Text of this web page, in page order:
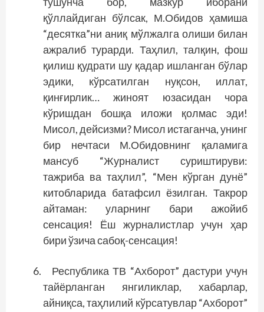
қўллайдиган бўлсак, М.Обидов ҳамиша
“десятка”ни аниқ мўлжалга олиши билан
ажралиб турарди. Таҳлил, талқин, фош
қилиш қудрати шу қадар ишланган бўлар
эдики, кўрсатилган нуқсон, иллат,
қинғирлик… жиноят юзасидан чора
кўришдан бошқа иложи қолмас эди!
Мисол, дейсизми? Мисол истаганча, унинг
бир нечтаси М.Обидовнинг қаламига
мансуб “Журналист суриштируви:
тажриба ва таҳлил”, “Мен кўрган дунё”
китобларида батафсил ёзилган. Такрор
айтаман: уларнинг бари ажойиб
сенсация! Ёш журналистлар учун ҳар
бири ўзича сабоқ-сенсация!
Республика ТВ “Ахборот” дастури учун
тайёрланган янгиликлар, хабарлар,
айниқса, таҳлилий кўрсатувлар “Ахборот”